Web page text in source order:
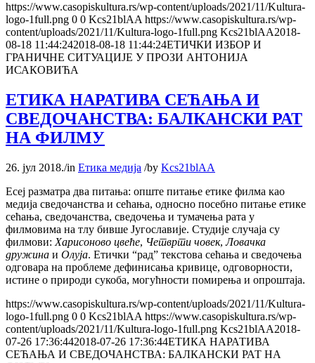
https://www.casopiskultura.rs/wp-content/uploads/2021/11/Kultura-
logo-1full.png 0 0 Kcs21blAA https://www.casopiskultura.rs/wp-
content/uploads/2021/11/Kultura-logo-1full.png Kcs21blAA2018-
08-18 11:44:242018-08-18 11:44:24ЕТИЧКИ ИЗБОР И
ГРАНИЧНЕ СИТУАЦИЈЕ У ПРОЗИ АНТОНИЈА
ИСАКОВИЋА
ЕТИКА НАРАТИВА СЕЋАЊА И
СВЕДОЧАНСТВА: БАЛКАНСКИ РАТ
НА ФИЛМУ
26. јул 2018./in Етика медија /by Kcs21blAA
Есеј разматра два питања: опште питање етике филма као
медија сведочанства и сећања, односно посебно питање етике
сећања, сведочанства, сведочења и тумачења рата у
филмовима на тлу бивше Југославије. Студије случаја су
филмови: Харисоново цвеће, Четврти човек,Ловачка
дружина и Олуја. Етички “рад” текстова сећања и сведочења
одговара на проблеме дефинисања кривице, одговорности,
истине о природи сукоба, могућности помирења и опроштаја.
https://www.casopiskultura.rs/wp-content/uploads/2021/11/Kultura-
logo-1full.png 0 0 Kcs21blAA https://www.casopiskultura.rs/wp-
content/uploads/2021/11/Kultura-logo-1full.png Kcs21blAA2018-
07-26 17:36:442018-07-26 17:36:44ЕТИКА НАРАТИВА
СЕЋАЊА И СВЕДОЧАНСТВА: БАЛКАНСКИ РАТ НА